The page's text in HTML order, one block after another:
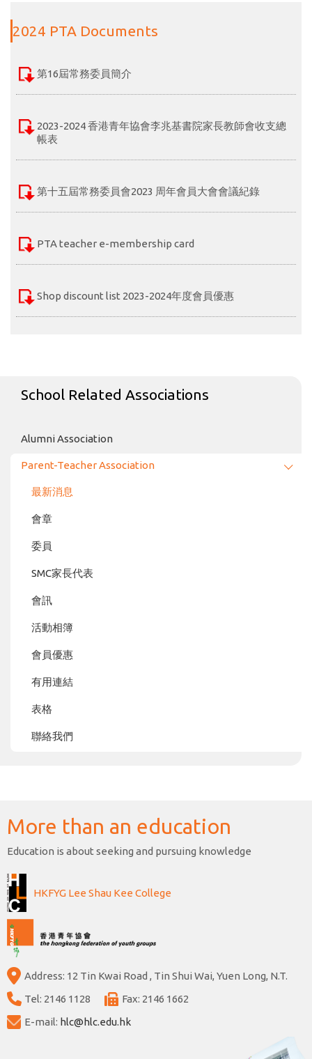
2024 PTA Documents
第16屆常務委員簡介
2023-2024 香港青年協會李兆基書院家長教師會收支總
帳表
第十五屆常務委員會2023 周年會員大會會議紀錄
PTA teacher e-membership card
Shop discount list 2023-2024年度會員優惠
School Related Associations
Alumni Association
Parent-Teacher Association
最新消息
會章
委員
SMC家長代表
會訊
活動相簿
會員優惠
有用連結
表格
聯絡我們
More than an education
Education is about seeking and pursuing knowledge
HKFYG Lee Shau Kee College
Address: 12 Tin Kwai Road , Tin Shui Wai, Yuen Long, N.T.
Tel: 2146 1128
Fax: 2146 1662
E-mail: hlc@hlc.edu.hk